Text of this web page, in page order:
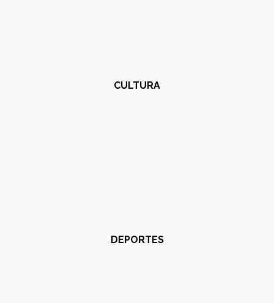
CULTURA
DEPORTES